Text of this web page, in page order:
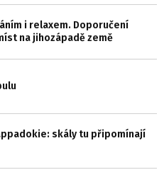
i relaxem. Doporučení
na jihozápadě země
skály tu připomínají